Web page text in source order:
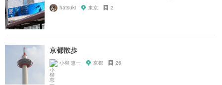
hatsuki 東京 2
京都散歩
小柳 恵一 京都 26